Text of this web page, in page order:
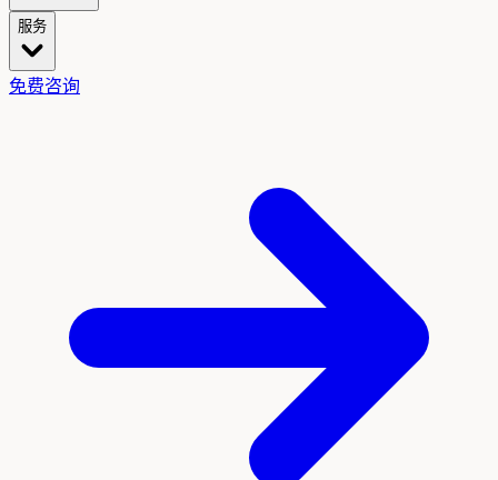
服务
免费咨询